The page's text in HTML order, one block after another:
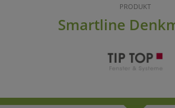
PRODUKT
Smartline